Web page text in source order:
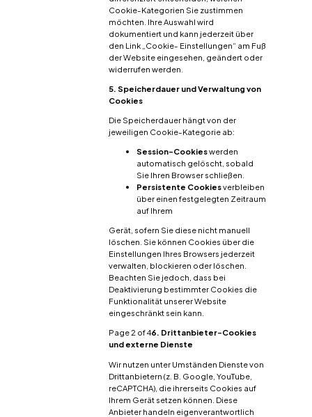
Cookie-Kategorien Sie zustimmen
möchten. Ihre Auswahl wird
dokumentiert und kann jederzeit über
den Link „Cookie- Einstellungen“ am Fuß
der Website eingesehen, geändert oder
widerrufen werden.
5. Speicherdauer und Verwaltung von
Cookies
Die Speicherdauer hängt von der
jeweiligen Cookie-Kategorie ab:
Session-Cookieswerden
automatisch gelöscht, sobald
Sie Ihren Browser schließen.
Persistente Cookiesverbleiben
über einen festgelegten Zeitraum
auf Ihrem
Gerät, sofern Sie diese nicht manuell
löschen. Sie können Cookies über die
Einstellungen Ihres Browsers jederzeit
verwalten, blockieren oder löschen.
Beachten Sie jedoch, dass bei
Deaktivierung bestimmter Cookies die
Funktionalität unserer Website
eingeschränkt sein kann.
Page 2 of 46. Drittanbieter-Cookies
und externe Dienste
Wir nutzen unter Umständen Dienste von
Drittanbietern (z. B. Google, YouTube,
reCAPTCHA), die ihrerseits Cookies auf
Ihrem Gerät setzen können. Diese
Anbieter handeln eigenverantwortlich